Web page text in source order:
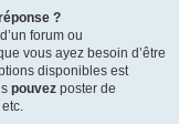
?
forum ou
vous ayez besoin d’être
disponibles est
pouvez poster de